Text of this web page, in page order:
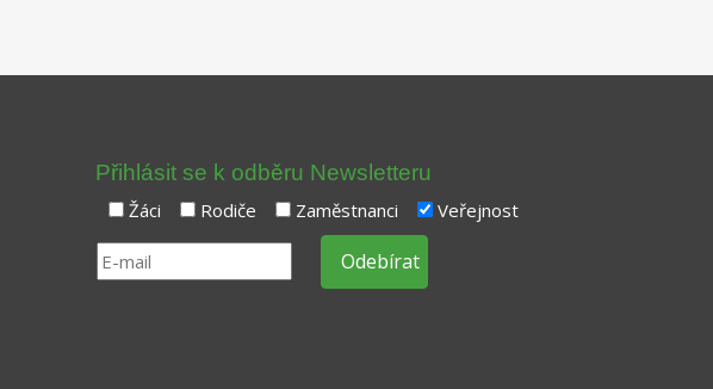
Přihlásit se k odběru Newsletteru
Žáci Rodiče Zaměstnanci Veřejnost